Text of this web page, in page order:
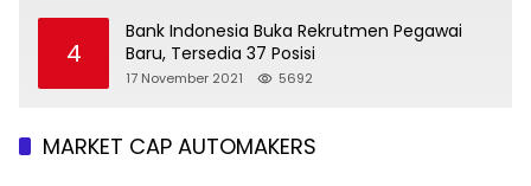
4
Bank Indonesia Buka Rekrutmen Pegawai
Baru, Tersedia 37 Posisi
17 November 2021 5692
MARKET CAP AUTOMAKERS